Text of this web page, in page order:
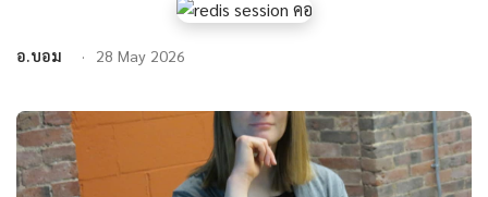
อ.บอม 28 May 2026